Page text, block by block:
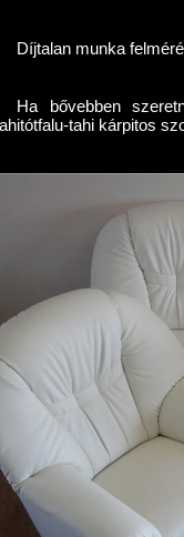
Díjtalan munka
Ha bővebben
tahi kárpitos